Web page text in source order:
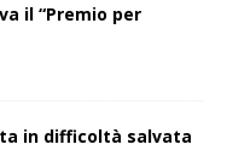
il “Premio per
in difficoltà salvata